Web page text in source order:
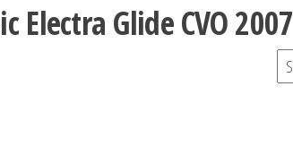
Electra Glide CVO 2007